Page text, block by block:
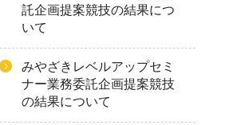
託企画提案競技の結果につ
いて
みやざきレベルアップセミ
ナー業務委託企画提案競技
の結果について